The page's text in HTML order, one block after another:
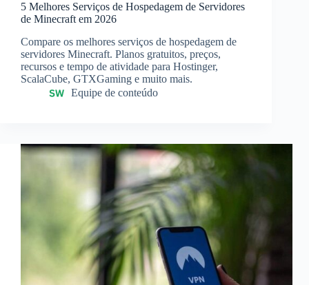
5 Melhores Serviços de Hospedagem de Servidores
de Minecraft em 2026
Compare os melhores serviços de hospedagem de
servidores Minecraft. Planos gratuitos, preços,
recursos e tempo de atividade para Hostinger,
ScalaCube, GTXGaming e muito mais.
Equipe de conteúdo